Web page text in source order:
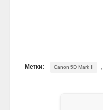
Метки: Canon 5D Mark II